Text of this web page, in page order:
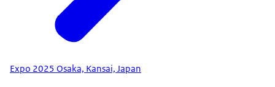
Expo 2025 Osaka, Kansai, Japan